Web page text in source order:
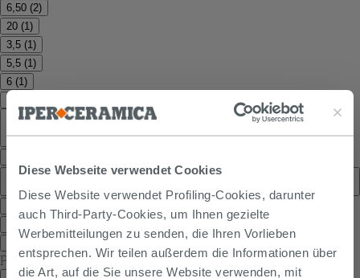
Diese Webseite verwendet Cookies
Diese Website verwendet Profiling-Cookies, darunter
auch Third-Party-Cookies, um Ihnen gezielte
Werbemitteilungen zu senden, die Ihren Vorlieben
entsprechen. Wir teilen außerdem die Informationen über
die Art, auf die Sie unsere Website verwenden, mit
6,50 (2)
20 (1 )
3,5 (1 )
5,5 (1 )
6 (1 )
Typologie
Bodenbeläge für den außenbereich, feinsteinzeugböden,
Keramikverkleidungen
Produkte( 1 - 41 di 46 )